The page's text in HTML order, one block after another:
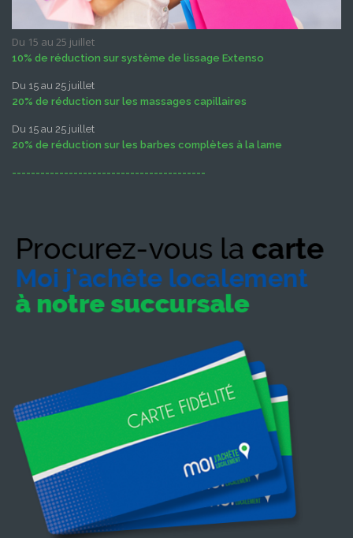
Du 15 au 25 juillet
10% de réduction sur système de lissage Extenso
Du 15 au 25 juillet
20% de réduction sur les massages capillaires
Du 15 au 25 juillet
20% de réduction sur les barbes complètes à la lame
-----------------------------------------